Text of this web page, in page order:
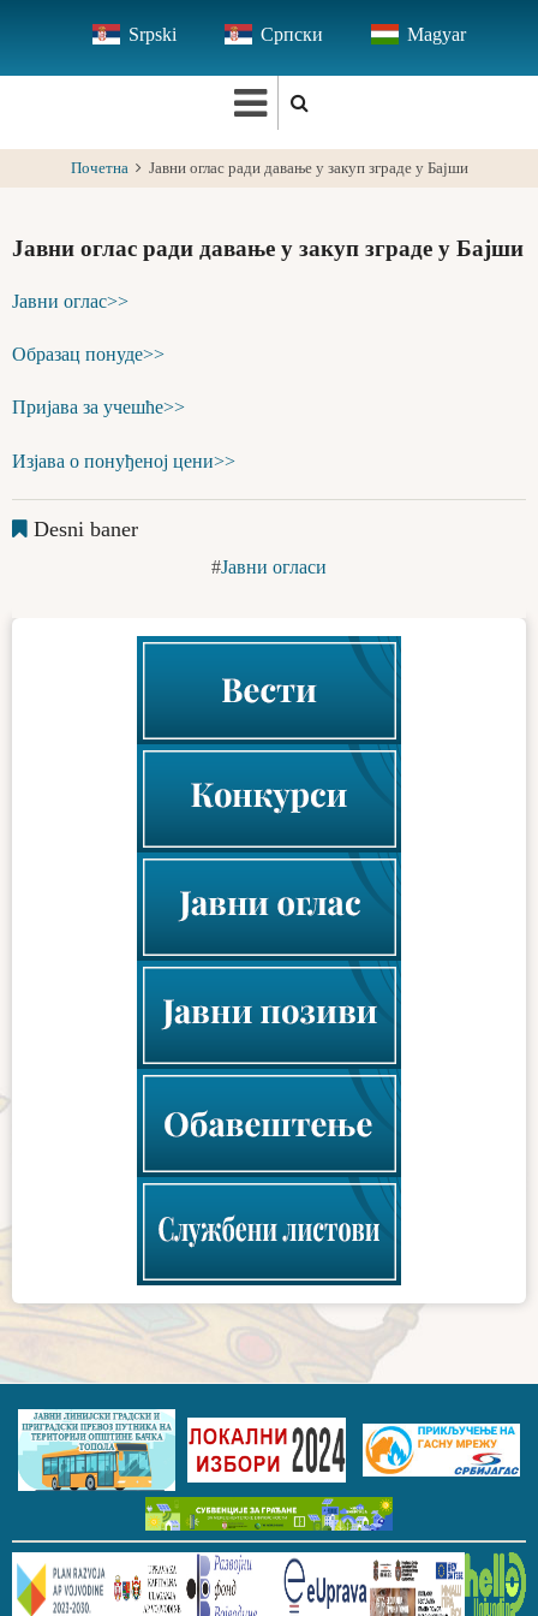
main
Srpski Српски Magyar
Почетна Јавни оглас ради давање у закуп зграде у Бајши
Јавни оглас ради давање у закуп зграде у Бајши
Јавни оглас>>
Образац понуде>>
Пријава за учешће>>
Изјава о понуђеној цени>>
Desni baner
Јавни огласи